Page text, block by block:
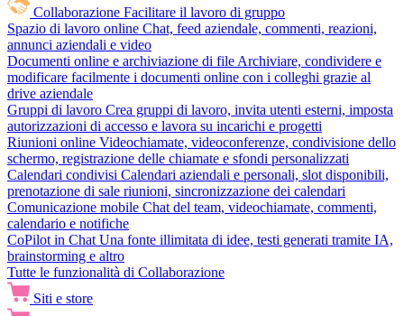
Collaborazione Facilitare il lavoro di gruppo
Spazio di lavoro online Chat, feed aziendale, commenti, reazioni,
annunci aziendali e video
Documenti online e archiviazione di file Archiviare, condividere e
modificare facilmente i documenti online con i colleghi grazie al
drive aziendale
Gruppi di lavoro Crea gruppi di lavoro, invita utenti esterni, imposta
autorizzazioni di accesso e lavora su incarichi e progetti
Riunioni online Videochiamate, videoconferenze, condivisione dello
schermo, registrazione delle chiamate e sfondi personalizzati
Calendari condivisi Calendari aziendali e personali, slot disponibili,
prenotazione di sale riunioni, sincronizzazione dei calendari
Comunicazione mobile Chat del team, videochiamate, commenti,
calendario e notifiche
CoPilot in Chat Una fonte illimitata di idee, testi generati tramite IA,
brainstorming e altro
Tutte le funzionalità di Collaborazione
Siti e store